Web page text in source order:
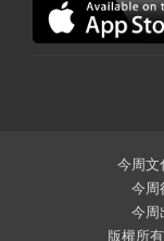
今周
今周
今周
版權所